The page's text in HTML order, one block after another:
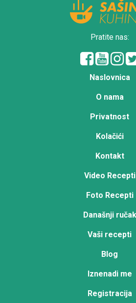
Pratite nas:
Naslovnica
O nama
Privatnost
Kolačići
Kontakt
Video Recepti
Foto Recepti
Današnji ručak
Vaši recepti
Blog
Iznenadi me
Registracija